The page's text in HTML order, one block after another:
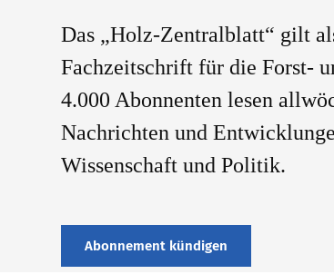
Das „Holz-Zentralblatt“ gilt
Fachzeitschrift für die Forst-
4.000 Abonnenten lesen
Nachrichten und
Wissenschaft und Politik.
Abonnement kündigen